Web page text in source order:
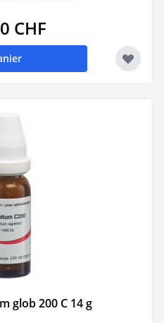
CHF
glob 200 C 14 g